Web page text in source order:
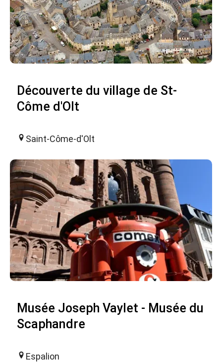
Découverte du village de St-
Côme d'Olt
Saint-Côme-d'Olt
Musée Joseph Vaylet - Musée du
Scaphandre
Espalion